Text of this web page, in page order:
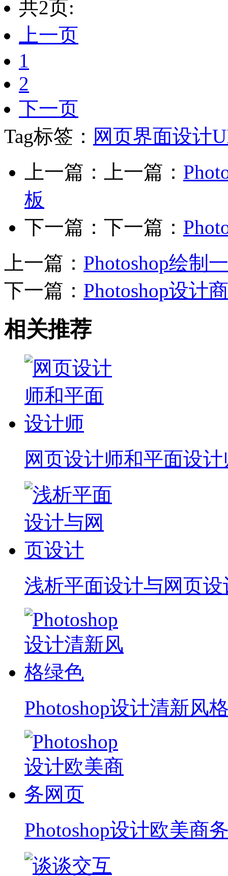
共2页:
上一页
1
2
下一页
Tag标签： 网页界面设计
上一篇：上一篇：
板
下一篇：下一篇：
上一篇： Photoshop绘制
下一篇： Photoshop设计
相关推荐
网页设计师和平面设计
浅析平面设计与网页设
Photoshop设计清新风
Photoshop设计欧美商